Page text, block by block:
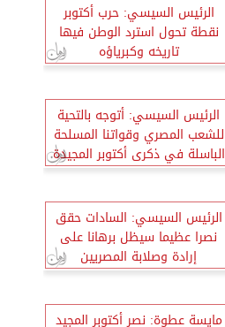
الرئيس السيسي: حرب أكتوبر
نقطة تحول استرد الوطن فيها
تاريخه وكبرياؤه
الرئيس السيسي: أتوجه بالتحية
للشعب المصري وقواتنا المسلحة
الباسلة في ذكرى أكتوبر المجيدة
الرئيس السيسي: السادات حقق
نصرا عظيما سيظل برهانا على
إرادة وصلابة المصريين
مايسة عطوة: نصر أكتوبر المجيد